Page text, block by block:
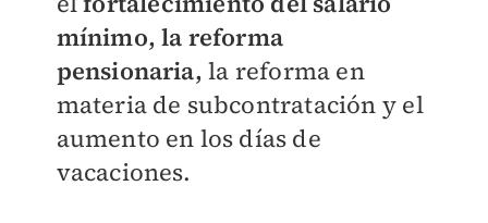
mínimo, la reforma
pensionaria,la reforma en
materia de subcontratación y el
aumento en los días de
vacaciones.